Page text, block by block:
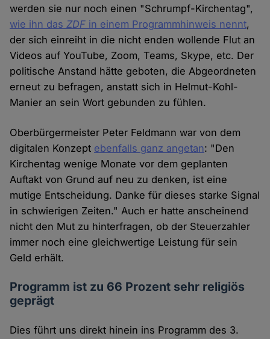
werden sie nur noch einen "Schrumpf-Kirchentag",
wie ihn das ZDF in einem Programmhinweis nennt,
der sich einreiht in die nicht enden wollende Flut an
Videos auf YouTube, Zoom, Teams, Skype, etc. Der
politische Anstand hätte geboten, die Abgeordneten
erneut zu befragen, anstatt sich in Helmut-Kohl-
Manier an sein Wort gebunden zu fühlen.
Oberbürgermeister Peter Feldmann war von dem
digitalen Konzept ebenfalls ganz angetan: "Den
Kirchentag wenige Monate vor dem geplanten
Auftakt von Grund auf neu zu denken, ist eine
mutige Entscheidung. Danke für dieses starke Signal
in schwierigen Zeiten." Auch er hatte anscheinend
nicht den Mut zu hinterfragen, ob der Steuerzahler
immer noch eine gleichwertige Leistung für sein
Geld erhält.
Programm ist zu 66 Prozent sehr religiös
geprägt
Dies führt uns direkt hinein ins Programm des 3.